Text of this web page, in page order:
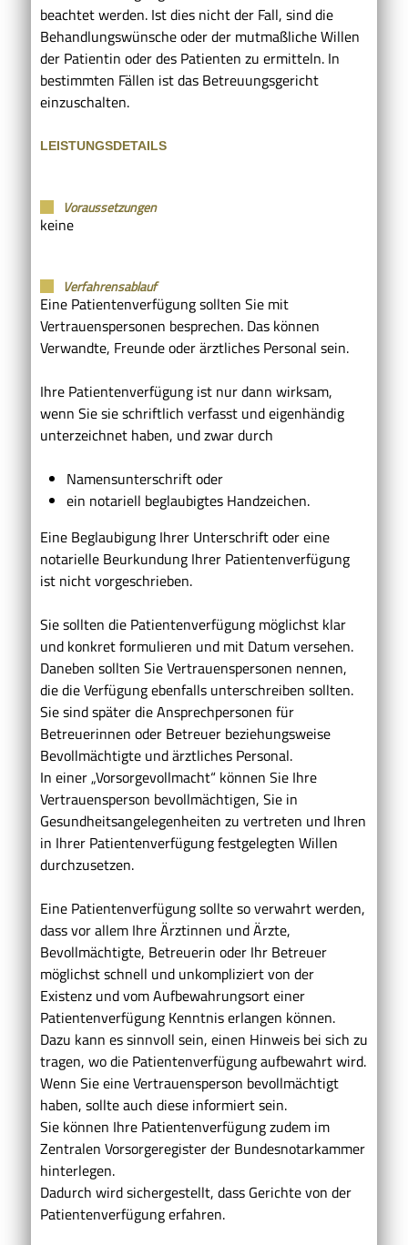
beachtet werden. Ist dies nicht der Fall, sind die
Behandlungswünsche oder der mutmaßliche Willen
der Patientin oder des Patienten zu ermitteln. In
bestimmten Fällen ist das Betreuungsgericht
einzuschalten.
LEISTUNGSDETAILS
Voraussetzungen
keine
Verfahrensablauf
Eine Patientenverfügung sollten Sie mit
Vertrauenspersonen besprechen. Das können
Verwandte, Freunde oder ärztliches Personal sein.
Ihre Patientenverfügung ist nur dann wirksam,
wenn Sie sie schriftlich verfasst und eigenhändig
unterzeichnet haben, und zwar durch
Namensunterschrift oder
ein notariell beglaubigtes Handzeichen.
Eine Beglaubigung Ihrer Unterschrift oder eine
notarielle Beurkundung Ihrer Patientenverfügung
ist nicht vorgeschrieben.
Sie sollten die Patientenverfügung möglichst klar
und konkret formulieren und mit Datum versehen.
Daneben sollten Sie Vertrauenspersonen nennen,
die die Verfügung ebenfalls unterschreiben sollten.
Sie sind später die Ansprechpersonen für
Betreuerinnen oder Betreuer beziehungsweise
Bevollmächtigte und ärztliches Personal.
In einer „Vorsorgevollmacht“ können Sie Ihre
Vertrauensperson bevollmächtigen, Sie in
Gesundheitsangelegenheiten zu vertreten und Ihren
in Ihrer Patientenverfügung festgelegten Willen
durchzusetzen.
Eine Patientenverfügung sollte so verwahrt werden,
dass vor allem Ihre Ärztinnen und Ärzte,
Bevollmächtigte, Betreuerin oder Ihr Betreuer
möglichst schnell und unkompliziert von der
Existenz und vom Aufbewahrungsort einer
Patientenverfügung Kenntnis erlangen können.
Dazu kann es sinnvoll sein, einen Hinweis bei sich zu
tragen, wo die Patientenverfügung aufbewahrt wird.
Wenn Sie eine Vertrauensperson bevollmächtigt
haben, sollte auch diese informiert sein.
Sie können Ihre Patientenverfügung zudem im
Zentralen Vorsorgeregister der Bundesnotarkammer
hinterlegen.
Dadurch wird sichergestellt, dass Gerichte von der
Patientenverfügung erfahren.